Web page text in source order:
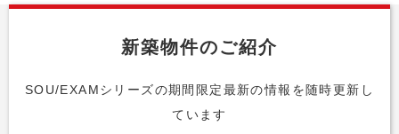
新築物件のご紹介
SOU/EXAMシリーズの期間限定最新の情報を随時更新し
ています